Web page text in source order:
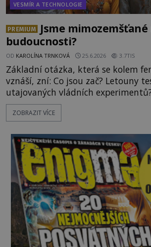
VESMÍR A TECHNOLOGIE
PREMIUM
Jsme
budoucnosti?
OD KAROLÍNA TRNKOVÁ 25.6.2026 3.7TIS
Základní otázka, která se kolem
vznáší, zní: Co jsou zač? Letouny
utajovaných vládních experimentů?
vesmírné lodě plnící na Zemi nám
Skokani mezi dimenzemi, putující
možnostech již desítky let
vědci, ufologo
ZOBRAZIT VÍCE